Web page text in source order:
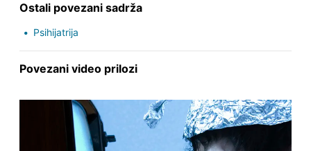
Ostali povezani sadrža
Psihijatrija
Povezani video prilozi